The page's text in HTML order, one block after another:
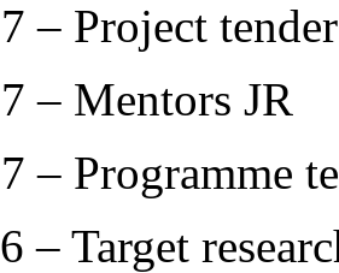
– Project tender
– Mentors JR
– Programme
– Target